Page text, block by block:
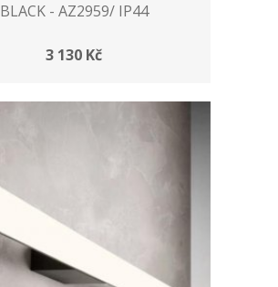
BLACK - AZ2959/ IP44
3 130 Kč